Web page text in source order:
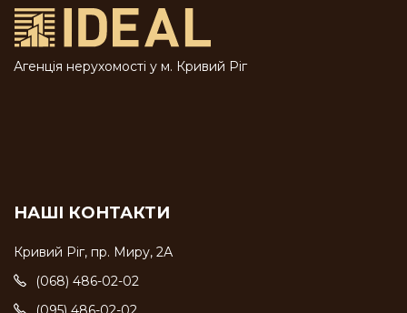
Агенція нерухомості у м. Кривий Ріг
НАШІ КОНТАКТИ
Кривий Ріг, пр. Миру, 2А
(068) 486-02-02